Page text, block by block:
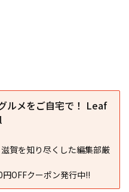
ルメをご自宅で！ Leaf
賀を知り尽くした編集部厳
円OFFクーポン発行中!!